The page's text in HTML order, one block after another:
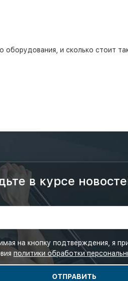
оборудования, и сколько стоит
в курсе
на кнопку подтверждения, я
политики обработки